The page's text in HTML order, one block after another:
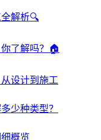
解析🔍
了解吗？🏠
设计到施工
少种类型？
概览